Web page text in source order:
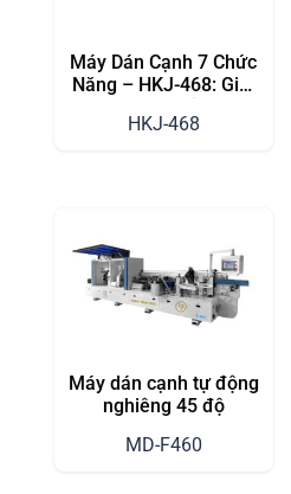
Máy Dán Cạnh 7 Chức
Năng – HKJ-468: Giải
Nội Thất Cao Cấp
HKJ-468
Máy dán cạnh tự động
nghiêng 45 độ
MD-F460